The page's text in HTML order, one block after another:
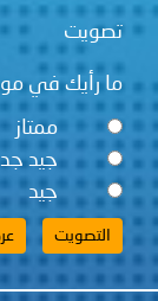
مجلس وزراء